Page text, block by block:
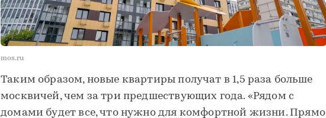
mos.ru
Таким образом, новые квартиры получат в 1,5 раза больше
москвичей, чем за три предшествующих года. «Рядом с
домами будет все, что нужно для комфортной жизни. Прямо